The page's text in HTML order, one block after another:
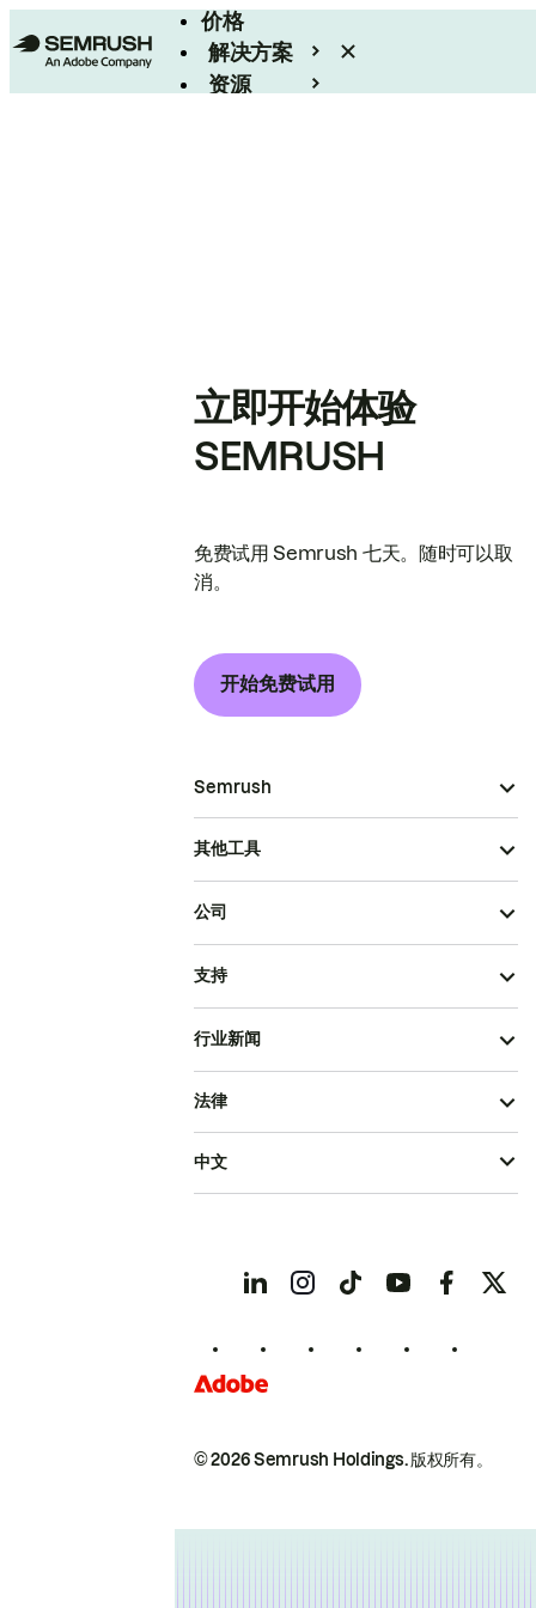
价格
解决方案
资源
立即开始体验
SEMRUSH
免费试用 Semrush 七天。随时可以取
消。
开始免费试用
Semrush
其他工具
公司
支持
行业新闻
© 2026 Semrush Holdings.版权所有。
法律
中文